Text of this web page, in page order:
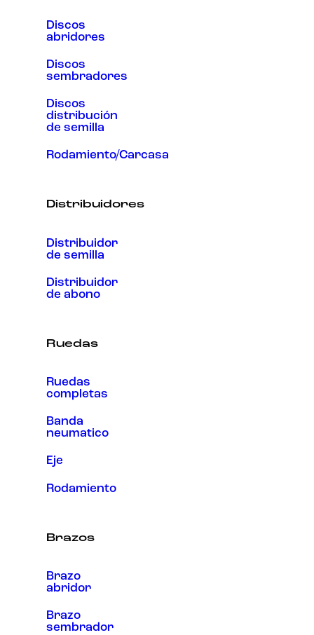
Discos
abridores
Discos
sembradores
Discos
distribución
de semilla
Rodamiento/Carcasa
Distribuidores
Distribuidor
de semilla
Distribuidor
de abono
Ruedas
Ruedas
completas
Banda
neumatico
Eje
Rodamiento
Brazos
Brazo
abridor
Brazo
sembrador